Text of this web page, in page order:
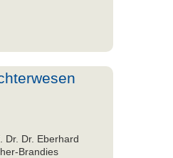
Dr. Dr. Eberhard
Brandies